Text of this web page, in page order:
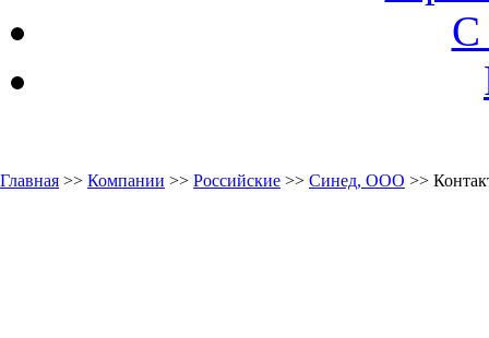
С
Главная >> Компании >> Российские >> Синед, ООО >>